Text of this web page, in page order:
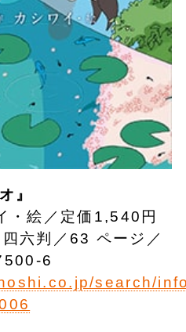
』
・絵／定価1,540円
六判／63 ページ／
6
search/